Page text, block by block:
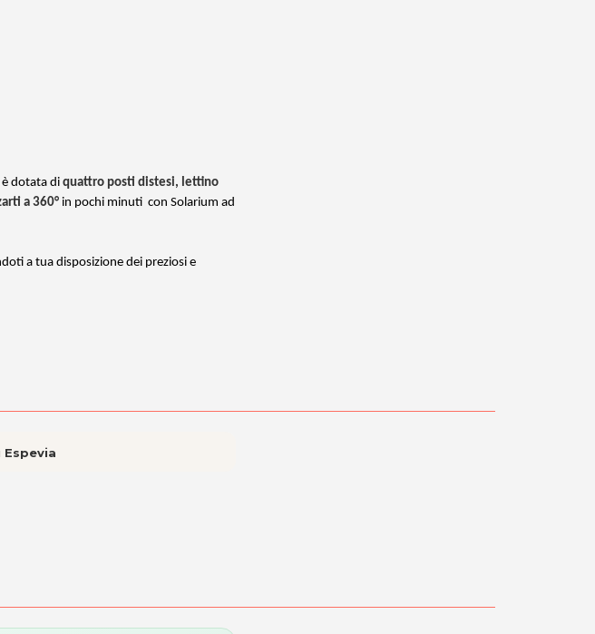
è dotata di quattro posti distesi, lettino
a 360° in pochi minuti con Solarium ad
a tua disposizione dei preziosi e